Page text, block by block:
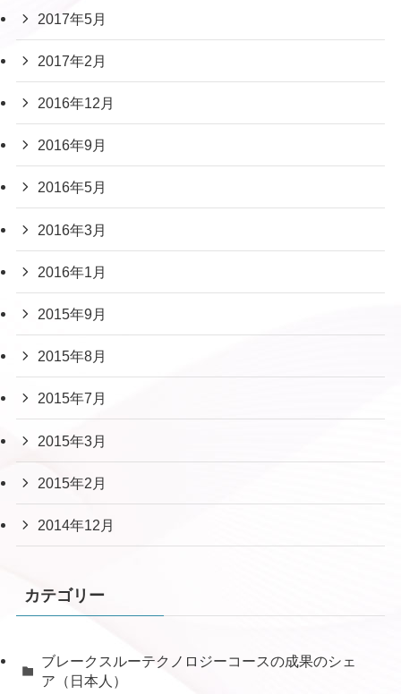
2017年5月
2017年2月
2016年12月
2016年9月
2016年5月
2016年3月
2016年1月
2015年9月
2015年8月
2015年7月
2015年3月
2015年2月
2014年12月
カテゴリー
ブレークスルーテクノロジーコースの成果のシェ
ア（日本人）